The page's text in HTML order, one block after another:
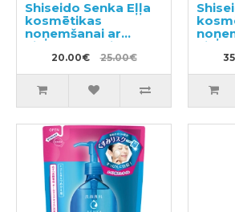
Shiseido Senka Eļļa
kosmētikas
noņemšanai ar
hialuronskābi 230ml
20.00€ 25.00€
+